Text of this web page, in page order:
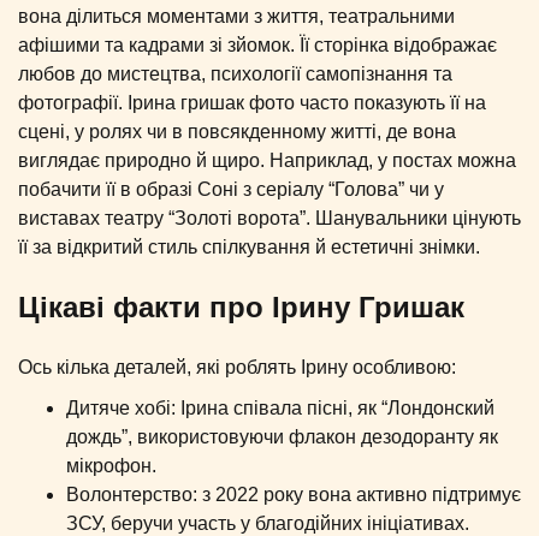
вона ділиться моментами з життя, театральними
афішими та кадрами зі зйомок. Її сторінка відображає
любов до мистецтва, психології самопізнання та
фотографії. Ірина гришак фото часто показують її на
сцені, у ролях чи в повсякденному житті, де вона
виглядає природно й щиро. Наприклад, у постах можна
побачити її в образі Соні з серіалу “Голова” чи у
виставах театру “Золоті ворота”. Шанувальники цінують
її за відкритий стиль спілкування й естетичні знімки.
Цікаві факти про Ірину Гришак
Ось кілька деталей, які роблять Ірину особливою:
Дитяче хобі: Ірина співала пісні, як “Лондонский
дождь”, використовуючи флакон дезодоранту як
мікрофон.
Волонтерство: з 2022 року вона активно підтримує
ЗСУ, беручи участь у благодійних ініціативах.